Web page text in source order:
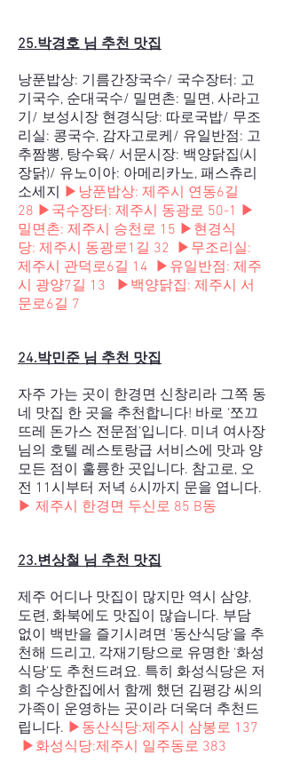
25.박경호 님 추천 맛집
낭푼밥상: 기름간장국수/ 국수장터: 고
기국수, 순대국수/ 밀면촌: 밀면, 사라고
기/ 보성시장 현경식당: 따로국밥/ 무조
리실: 콩국수, 감자고로케/ 유일반점: 고
추짬뽕, 탕수육/ 서문시장: 백양닭집(시
장닭)/ 유노이아: 아메리카노, 패스츄리
소세지 ▶ 낭푼밥상: 제주시 연동6길
28 ▶국수장터: 제주시 동광로 50-1 ▶
밀면촌: 제주시 승천로 15 ▶현경식
당: 제주시 동광로1길 32 ▶ 무조리실:
제주시 관덕로6길 14 ▶ 유일반점: 제주
시 광양7길 13 ▶백양닭집: 제주시 서
문로6길 7
24.박민준 님 추천 맛집
자주 가는 곳이 한경면 신창리라 그쪽 동
네 맛집 한 곳을 추천합니다! 바로 ‘쪼끄
뜨레 돈가스 전문점’입니다. 미녀 여사장
님의 호텔 레스토랑급 서비스에 맛과 양
모든 점이 훌륭한 곳입니다. 참고로, 오
전 11시부터 저녁 6시까지 문을 엽니다.
▶ 제주시 한경면 두신로 85 B동
23.변상철 님 추천 맛집
제주 어디나 맛집이 많지만 역시 삼양,
도련, 화북에도 맛집이 많습니다. 부담
없이 백반을 즐기시려면 ‘동산식당’을 추
천해 드리고, 각재기탕으로 유명한 ‘화성
식당’도 추천드려요. 특히 화성식당은 저
희 수상한집에서 함께 했던 김평강 씨의
가족이 운영하는 곳이라 더욱더 추천드
립니다. ▶동산식당:제주시 삼봉로 137
▶화성식당:제주시 일주동로 383